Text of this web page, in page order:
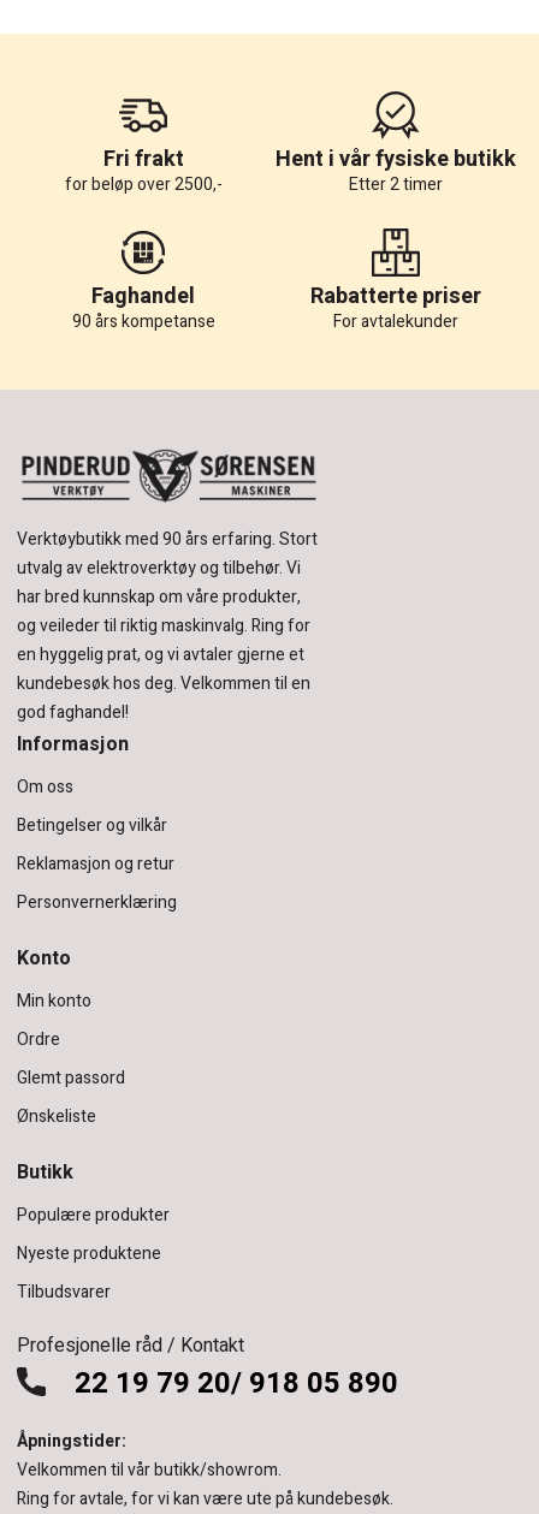
Fri frakt
for beløp over 2500,-
Hent i vår fysiske butikk
Etter 2 timer
Faghandel
90 års kompetanse
Rabatterte priser
For avtalekunder
Verktøybutikk med 90 års erfaring.Stort
utvalg av elektroverktøy og tilbehør.Vi
har bred kunnskap om våre produkter,
og veileder til riktig maskinvalg. Ring for
en hyggelig prat, og vi avtaler gjerne et
kundebesøk hos deg.Velkommen til en
god faghandel!
Informasjon
Om oss
Betingelser og vilkår
Reklamasjon og retur
Personvernerklæring
Konto
Min konto
Ordre
Glemt passord
Ønskeliste
Butikk
Populære produkter
Nyeste produktene
Tilbudsvarer
Profesjonelle råd / Kontakt
22 19 79 20/ 918 05 890
Åpningstider:
Velkommen til vår butikk/showrom.
Ring for avtale, for vi kan være ute på kundebesøk.